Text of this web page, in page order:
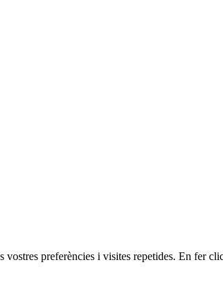
preferències i visites repetides. En fer